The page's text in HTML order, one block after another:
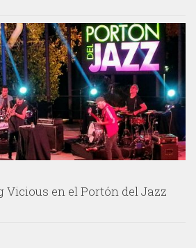
Vicious en el Portón del Jazz